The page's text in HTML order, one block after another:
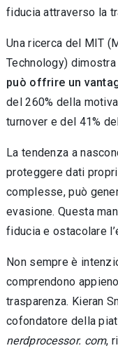
fiducia attraverso la
Una ricerca del MIT
Technology)
può offrire un
del 260% della
turnover e del 41%
La tendenza a
proteggere dati
complesse, può
evasione. Questa
fiducia e ostacolare
Non sempre è
comprendono
trasparenza. Kieran
cofondatore della
nerdprocessor. com,